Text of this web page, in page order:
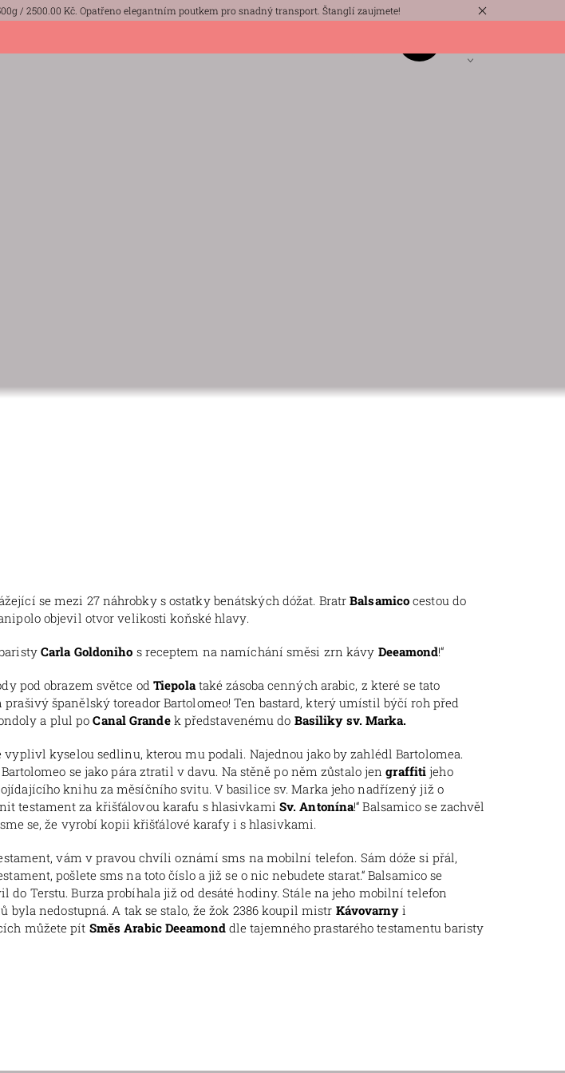
/ 2500.00 Kč. Opatřeno elegantním poutkem pro snadný transport. Štanglí zaujmete!
se mezi 27 náhrobky s ostatky benátských dóžat. BratrBalsamico cestou do
objevil otvor velikosti koňské hlavy.
Carla Goldoniho s receptem na namíchání směsi zrn kávy Deeamond!“
pod obrazem světce od Tiepolataké zásoba cenných arabic, z které se tato
španělský toreador Bartolomeo! Ten bastard, který umístil býčí roh před
a plul poCanal Grandek představenému do Basiliky sv. Marka.
kyselou sedlinu, kterou mu podali. Najednou jako by zahlédl Bartolomea.
se jako pára ztratil v davu. Na stěně po něm zůstalo jengraffiti jeho
knihu za měsíčního svitu. V basilice sv. Marka jeho nadřízený již o
testament za křišťálovou karafu s hlasivkami Sv. Antonína!“ Balsamico se zachvěl
se, že vyrobí kopii křišťálové karafy i s hlasivkami.
vám v pravou chvíli oznámí sms na mobilní telefon. Sám dóže si přál,
pošlete sms na toto číslo a již se o nic nebudete starat.“ Balsamico se
Terstu. Burza probíhala již od desáté hodiny. Stále na jeho mobilní telefon
nedostupná. A tak se stalo, že žok 2386 koupil mistr Kávovarnyi
můžete pít Směs Arabic Deeamonddle tajemného prastarého testamentu baristy